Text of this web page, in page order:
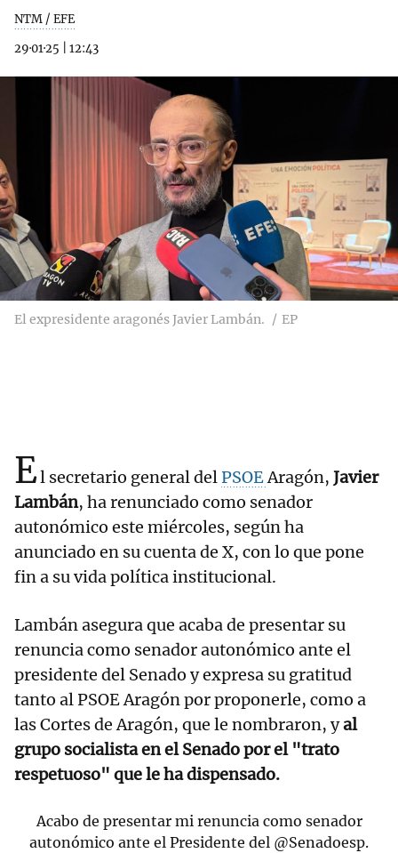
NTM / EFE
29·01·25
12:43
El expresidente aragonés Javier Lambán. EP
El secretario general delPSOEAragón, Javier
Lambán, ha renunciado como senador
autonómico este miércoles, según ha
anunciado en su cuenta de X, con lo que pone
fin a su vida política institucional.
Lambán asegura que acaba de presentar su
renuncia como senador autonómico ante el
presidente del Senado y expresa su gratitud
tanto al PSOE Aragón por proponerle, como a
las Cortes de Aragón, que le nombraron, yal
grupo socialista en el Senado por el "trato
respetuoso" que le ha dispensado.
Acabo de presentar mi renuncia como senador
autonómico ante el Presidente del @Senadoesp.